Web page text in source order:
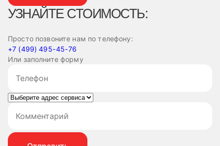
УЗНАЙТЕ СТОИМОСТЬ:
Просто позвоните нам по телефону:
+7 (499) 495-45-76
Или заполните форму